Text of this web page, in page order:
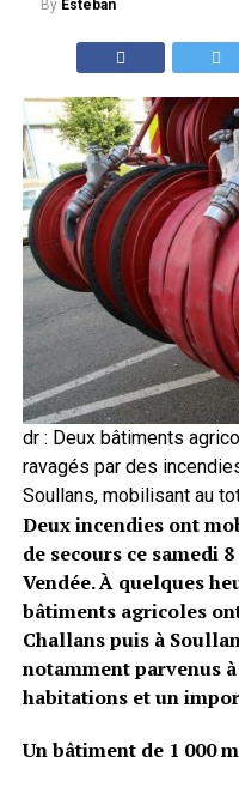
By Esteban
dr : Deux bâtiments
ravagés par des
Soullans, mobilisant au
Deux incendies ont
de secours ce samedi
Vendée. À quelques
bâtiments agricoles
Challans puis à
notamment parvenus
habitations et un
Un bâtiment de 1 000